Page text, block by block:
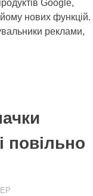
Google,
нових функцій.
реклами,
повільно